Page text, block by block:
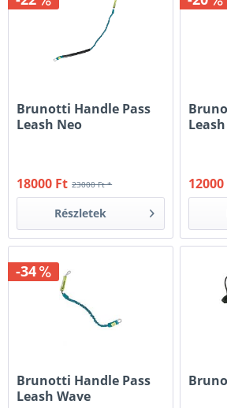
Brunotti Handle Pass
Leash Neo
23000 Ft *
18000 Ft
Részletek
Leash
-34
Brunotti Handle Pass
Leash Wave